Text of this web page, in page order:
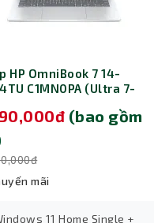
HP OmniBook 7 14-
C1MN0PA (Ultra 7-
Microsoft 365/ Windows
1Y/ Bạc)
(bao gồm
mãi
11 Home Single +